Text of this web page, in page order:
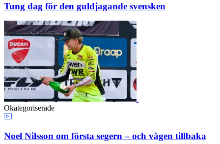
Tung dag för den guldjagande svensken
Okategoriserade
Noel Nilsson om första segern – och vägen tillbaka